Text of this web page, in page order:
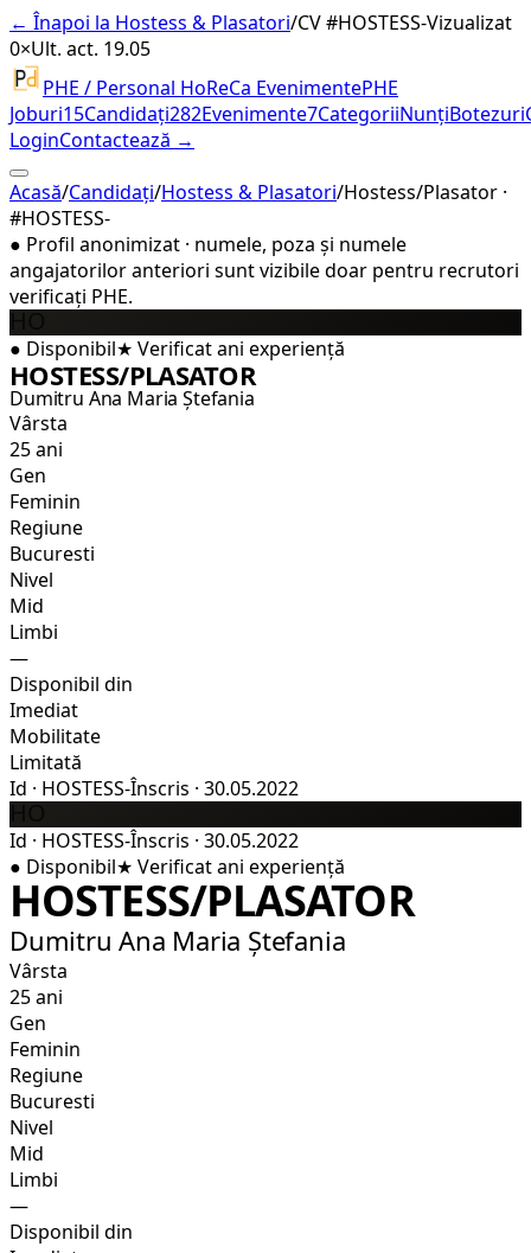
← Înapoi la Hostess & Plasatori/CV #HOSTESS-Vizualizat
0×Ult. act. 19.05
PHE / Personal HoReCa EvenimentePHE
Joburi15Candidați282Evenimente7CategoriiNunțiBotezuri
LoginContactează →
Acasă/Candidați/Hostess & Plasatori/Hostess/Plasator ·
#HOSTESS-
● Profil anonimizat · numele, poza și numele
angajatorilor anteriori sunt vizibile doar pentru recrutori
verificați PHE.
● Disponibil★ Verificatani experiență
HOSTESS/PLASATOR
Dumitru Ana Maria Ștefania
Vârsta
25 ani
Gen
Feminin
Regiune
Bucuresti
Nivel
Mid
Limbi
—
Disponibil din
Imediat
Mobilitate
Limitată
Id · HOSTESS-Înscris · 30.05.2022
Id · HOSTESS-Înscris · 30.05.2022
● Disponibil★ Verificatani experiență
HOSTESS/PLASATOR
Dumitru Ana Maria Ștefania
Vârsta
25 ani
Gen
Feminin
Regiune
Bucuresti
Nivel
Mid
Limbi
—
Disponibil din